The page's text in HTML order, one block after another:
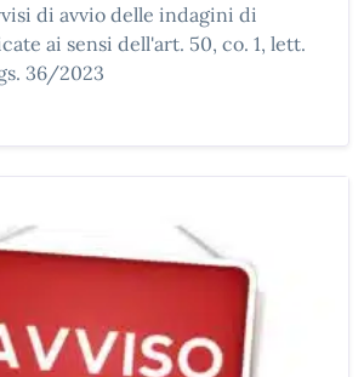
di avvio delle indagini di
ai sensi dell'art. 50, co. 1, lett.
36/2023